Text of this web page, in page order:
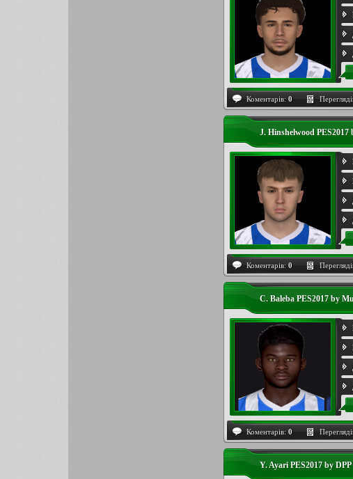
Коментарів: 0
J. Hinshelwood PES2017
Коментарів: 0
C. Baleba PES2017 by
Коментарів: 0
Y. Ayari PES2017 by DPP